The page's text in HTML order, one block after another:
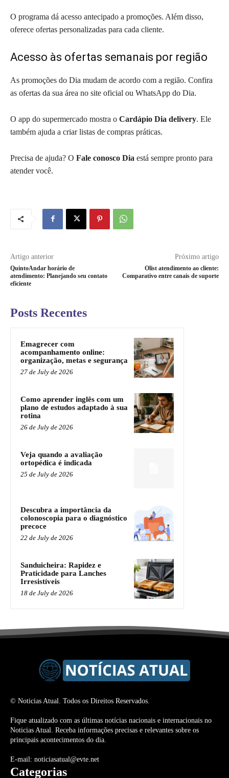
O programa dá acesso antecipado a promoções. Além disso,
oferece ofertas personalizadas para cada cliente.
Acesso às ofertas semanais por região
As promoções do Dia mudam de acordo com a região. Confira
as ofertas da sua área no site oficial ou WhatsApp do Dia.
O app do supermercado mostra o Cardápio Dia delivery. Ele
também ajuda a criar listas de compras práticas.
Precisa de ajuda? O Fale conosco Dia está sempre pronto para
atender você.
Artigo anterior
QuintoAndar horário de
atendimento: Planejando seu contato
eficiente
Próximo artigo
Olist atendimento ao cliente:
Comparativo entre canais de suporte
Posts Recentes
Emagrecer com
acompanhamento online:
organização, metas e segurança
27 de July de 2026
Como aprender inglês com um
plano de estudos adaptado à sua
rotina
26 de July de 2026
Veja quando a avaliação
ortopédica é indicada
25 de July de 2026
Descubra a importância da
colonoscopia para o diagnóstico
precoce
22 de July de 2026
Sanduicheira: Rapidez e
Praticidade para Lanches
Irresistíveis
18 de July de 2026
© Noticias Atual. Todos os Direitos Reservados.
Fique atualizado com as últimas notícias nacionais e internacionais no
Noticias Atual. Receba informações precisas e relevantes sobre os
principais acontecimentos do dia.
E-mail: noticiasatual@evte.net
Categorias